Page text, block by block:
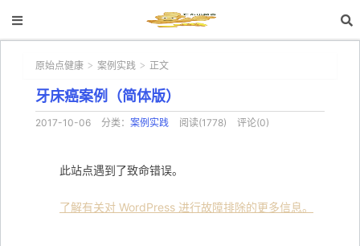
原始点健康 > 案例实践 > 正文
牙床癌案例（简体版）
2017-10-06 分类： 案例实践 阅读(1778) 评论(0)
此站点遇到了致命错误。
了解有关对 WordPress 进行故障排除的更多信息。